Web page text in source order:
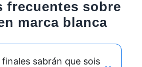
frecuentes sobre
marca blanca
sabrán que sois